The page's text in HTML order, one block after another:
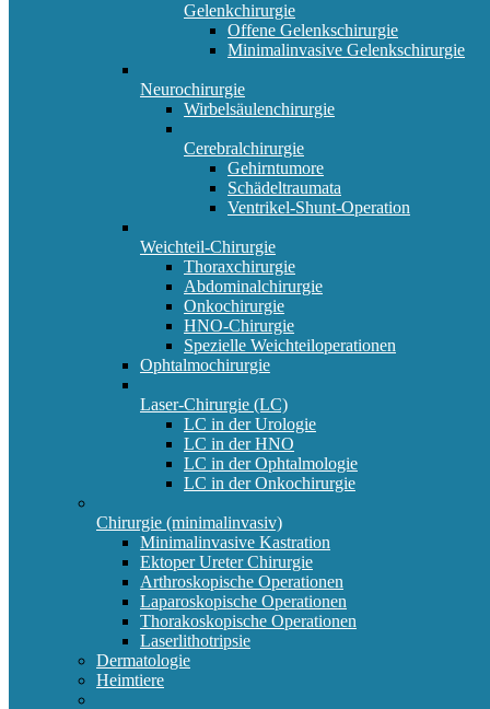
Gelenkchirurgie
Offene Gelenkschirurgie
Minimalinvasive Gelenkschirurgie
Neurochirurgie
Wirbelsäulenchirurgie
Cerebralchirurgie
Gehirntumore
Schädeltraumata
Ventrikel-Shunt-Operation
Weichteil-Chirurgie
Thoraxchirurgie
Abdominalchirurgie
Onkochirurgie
HNO-Chirurgie
Spezielle Weichteiloperationen
Ophtalmochirurgie
Laser-Chirurgie (LC)
LC in der Urologie
LC in der HNO
LC in der Ophtalmologie
LC in der Onkochirurgie
Chirurgie (minimalinvasiv)
Minimalinvasive Kastration
Ektoper Ureter Chirurgie
Arthroskopische Operationen
Laparoskopische Operationen
Thorakoskopische Operationen
Laserlithotripsie
Dermatologie
Heimtiere